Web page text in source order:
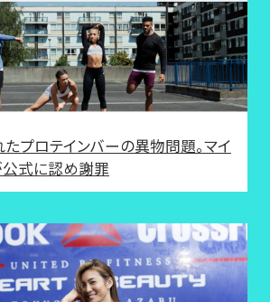
プロテインバーの異物問題。マイ
式に認め謝罪